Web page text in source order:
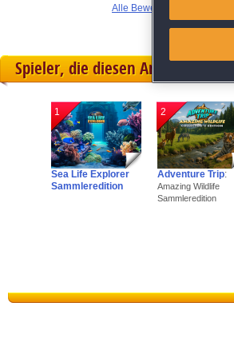
Alle Bewertungen anzeigen
Spieler, die diesen Artikel
1
Sea Life Explorer
Sammleredition
2
Adventure Trip:
Amazing Wildlife
Sammleredition